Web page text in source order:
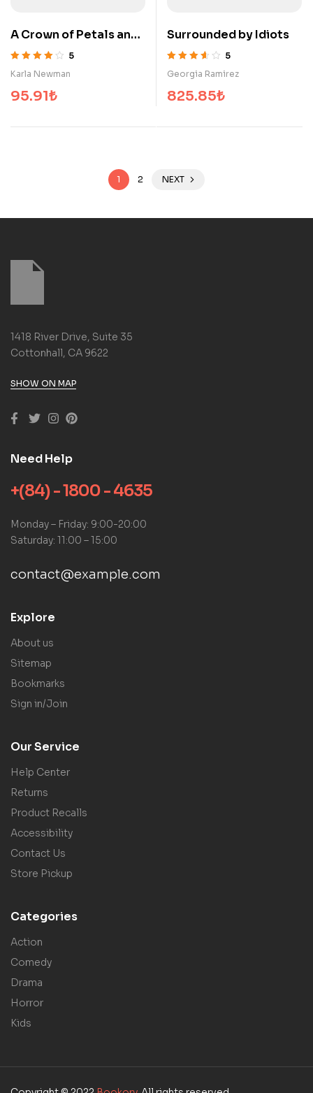
A Crown of Petals and
Ice
5
Karla Newman
95.91₺
Surrounded by Idiots
oy aldı
5
Georgia Ramirez
825.85₺
1 2 NEXT
1418 River Drive, Suite 35
Cottonhall, CA 9622
SHOW ON MAP
Need Help
+(84) - 1800 - 4635
Monday – Friday: 9:00-20:00
Saturday: 11:00 – 15:00
contact@example.com
Explore
About us
Sitemap
Bookmarks
Sign in/Join
Our Service
Help Center
Returns
Product Recalls
Accessibility
Contact Us
Store Pickup
Categories
Action
Comedy
Drama
Horror
Kids